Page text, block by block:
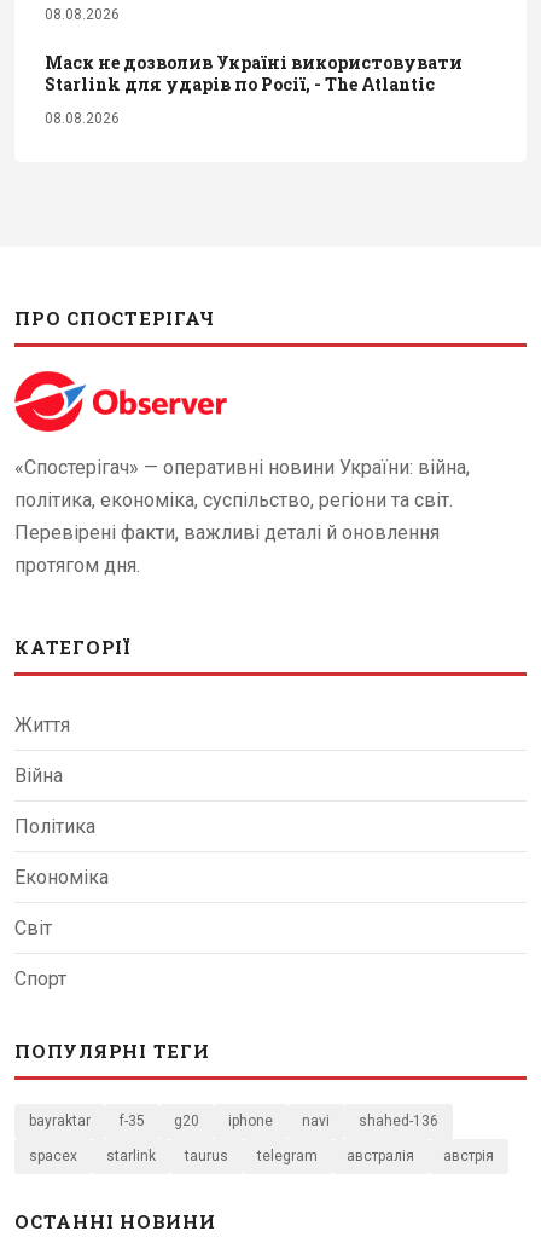
08.08.2026
Маск не дозволив Україні використовувати
Starlink для ударів по Росії, - The Atlantic
08.08.2026
ПРО СПОСТЕРІГАЧ
«Спостерігач» — оперативні новини України: війна,
політика, економіка, суспільство, регіони та світ.
Перевірені факти, важливі деталі й оновлення
протягом дня.
КАТЕГОРІЇ
Життя
Війна
Політика
Економіка
Світ
Спорт
ПОПУЛЯРНІ ТЕГИ
bayraktar f-35 g20 iphone navi shahed-136
spacex starlink taurus telegram австралія австрія
ОСТАННІ НОВИНИ